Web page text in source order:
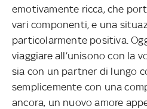
emotivamente ricca, che
vari componenti, e una
particolarmente positiva.
viaggiare all’unisono con la
sia con un partner di lungo
semplicemente con una
ancora, un nuovo amore